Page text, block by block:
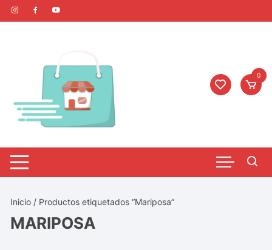
0
Inicio / Productos etiquetados “Mariposa”
MARIPOSA